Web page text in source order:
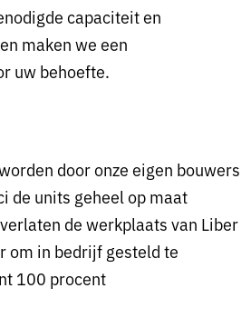
capaciteit en
maken we een
uw behoefte.
door onze eigen bouwers
de units geheel op maat
de werkplaats van Liber
om in bedrijf gesteld te
100 procent